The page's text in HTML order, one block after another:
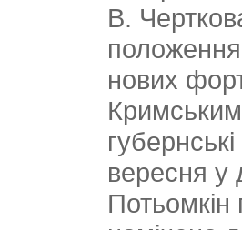
В.
положення
нових
вересня у